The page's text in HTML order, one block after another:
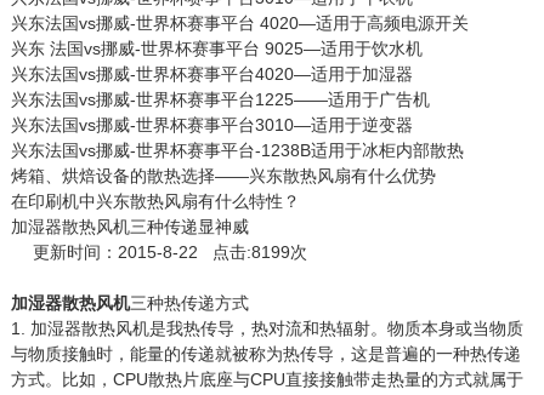
兴东法国vs挪威-世界杯赛事平台 4020—适用于高频电源开关
兴东 法国vs挪威-世界杯赛事平台 9025—适用于饮水机
兴东法国vs挪威-世界杯赛事平台4020—适用于加湿器
兴东法国vs挪威-世界杯赛事平台1225——适用于广告机
兴东法国vs挪威-世界杯赛事平台3010—适用于逆变器
兴东法国vs挪威-世界杯赛事平台-1238B适用于冰柜内部散热
烤箱、烘焙设备的散热选择——兴东散热风扇有什么优势
在印刷机中兴东散热风扇有什么特性？
加湿器散热风机三种传递显神威
更新时间：2015-8-22 点击:8199次
加湿器散热风机三种热传递方式
1. 加湿器散热风机是我热传导，热对流和热辐射。物质本身或当物质
与物质接触时，能量的传递就被称为热传导，这是普遍的一种热传递
方式。比如，CPU散热片底座与CPU直接接触带走热量的方式就属于